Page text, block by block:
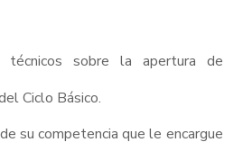
técnicos sobre la apertura de
Ciclo Básico.
su competencia que le encargue